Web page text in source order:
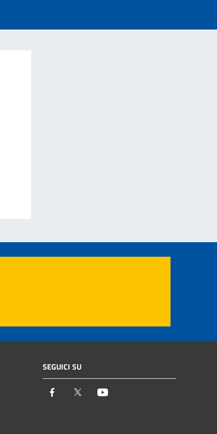
SEGUICI SU
Facebook Twitter